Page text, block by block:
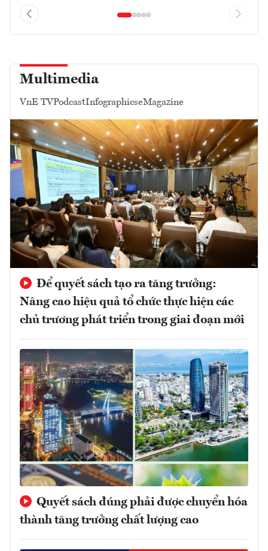
Multimedia
VnE TVPodcastInfographicseMagazine
Để quyết sách tạo ra tăng trưởng:
Nâng cao hiệu quả tổ chức thực hiện các
chủ trương phát triển trong giai đoạn mới
Quyết sách đúng phải được chuyển hóa
thành tăng trưởng chất lượng cao